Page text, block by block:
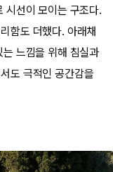
시선이 모이는 구조다.
함도 더했다. 아래채
느낌을 위해 침실과
도 극적인 공간감을